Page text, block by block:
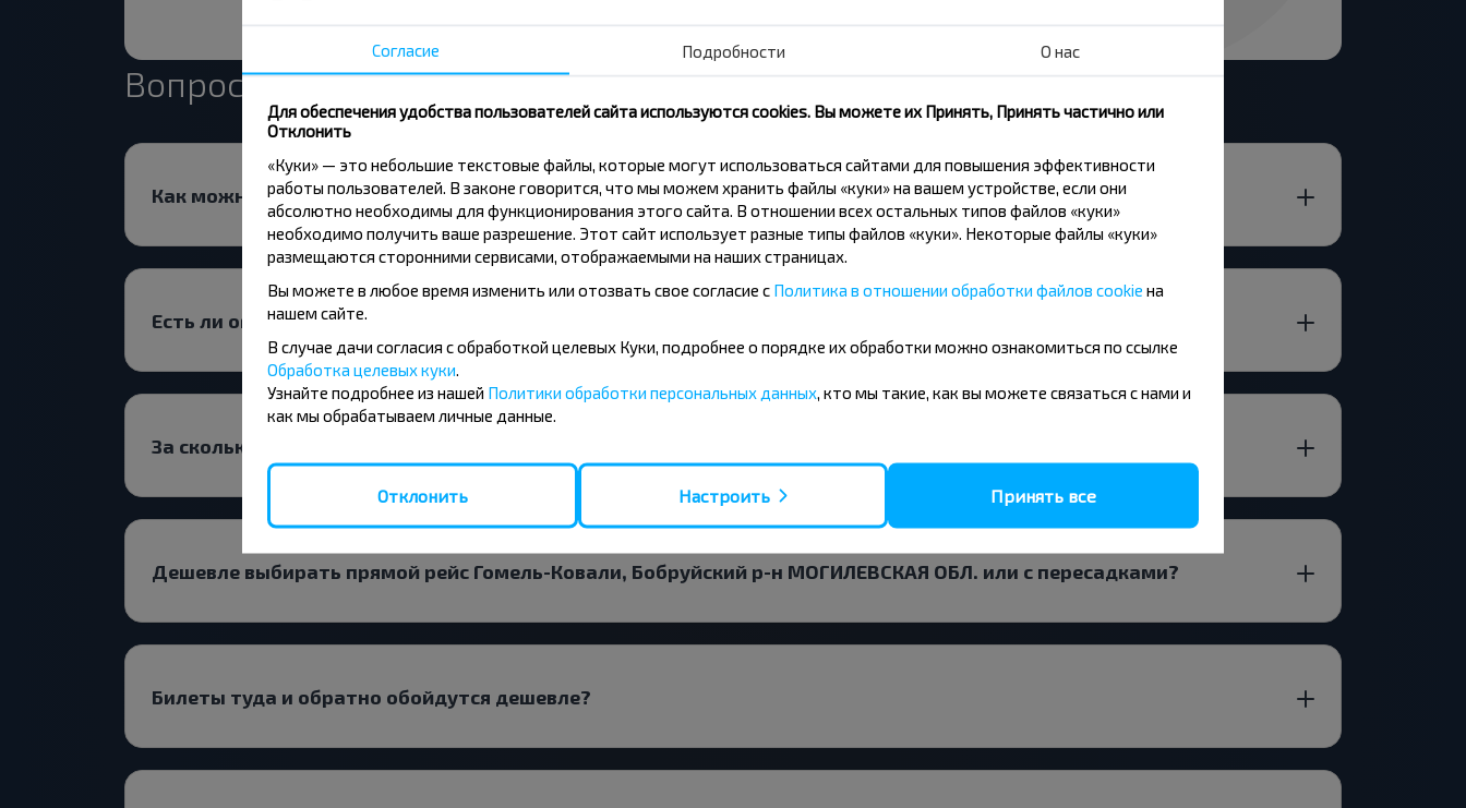
Вопрос - Ответ
Как можно купить билеты на рейс Гомель-Ковали, Бобруйский р-н МОГИЛЕВСКАЯ ОБЛ.?
Есть ли ограничения на поездку Гомель-Ковали, Бобруйский р-н МОГИЛЕВСКАЯ ОБЛ.?
За сколько дней до поездки искать билет Гомель-Ковали, Бобруйский р-н МОГИЛЕВСКАЯ ОБЛ.?
Дешевле выбирать прямой рейс Гомель-Ковали, Бобруйский р-н МОГИЛЕВСКАЯ ОБЛ. или с пересадками?
Билеты туда и обратно обойдутся дешевле?
Согласие Подробности О нас
Для обеспечения удобства пользователей сайта используются cookies. Вы можете их Принять, Принять частично или
Отклонить
«Куки» — это небольшие текстовые файлы, которые могут использоваться сайтами для повышения эффективности
работы пользователей. В законе говорится, что мы можем хранить файлы «куки» на вашем устройстве, если они
абсолютно необходимы для функционирования этого сайта. В отношении всех остальных типов файлов «куки»
необходимо получить ваше разрешение. Этот сайт использует разные типы файлов «куки». Некоторые файлы «куки»
размещаются сторонними сервисами, отображаемыми на наших страницах.
Вы можете в любое время изменить или отозвать свое согласие с Политика в отношении обработки файлов cookie на
нашем сайте.
В случае дачи согласия с обработкой целевых Куки, подробнее о порядке их обработки можно ознакомиться по ссылке
Обработка целевых куки
Узнайте подробнее из нашей Политики обработки персональных данных , кто мы такие, как вы можете связаться с нами и
как мы обрабатываем личные данные.
Отклонить Настроить Принять все